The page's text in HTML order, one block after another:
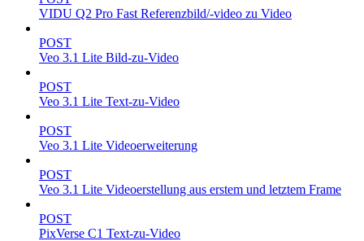
VIDU Q2 Pro Fast Referenzbild/-video zu Video
POST
Veo 3.1 Lite Bild-zu-Video
POST
Veo 3.1 Lite Text-zu-Video
POST
Veo 3.1 Lite Videoerweiterung
POST
Veo 3.1 Lite Videoerstellung aus erstem und letztem Frame
POST
PixVerse C1 Text-zu-Video